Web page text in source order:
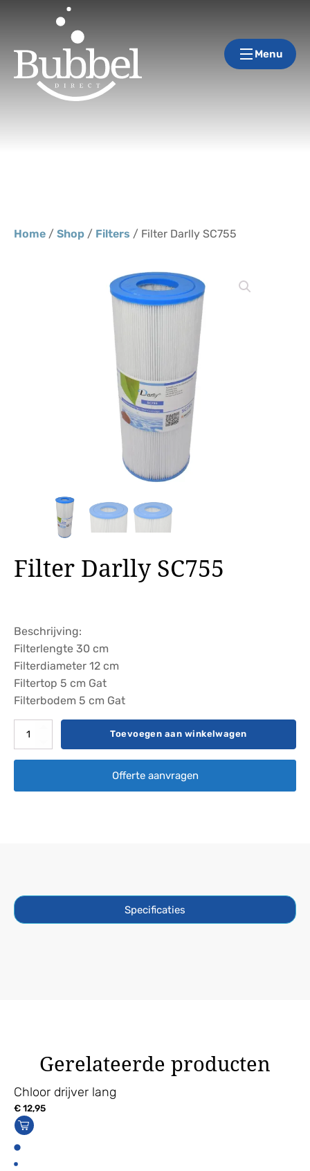
Menu
Home / Shop / Filters / Filter Darlly SC755
Filter Darlly SC755
Beschrijving:
Filterlengte 30 cm
Filterdiameter 12 cm
Filtertop 5 cm Gat
Filterbodem 5 cm Gat
Filter
Darlly
Toevoegen aan winkelwagen
Offerte aanvragen
Specificaties
Gerelateerde producten
Chloor drijver lang
€12,95